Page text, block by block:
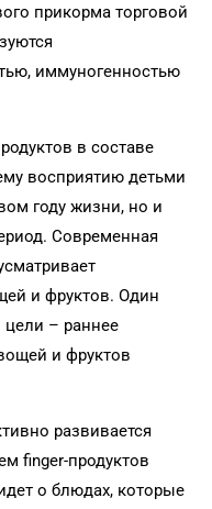
прикорма торговой
иммуногенностью
в составе
восприятию детьми
году жизни, но и
Современная
и фруктов. Один
цели – раннее
и фруктов
развивается
finger-продуктов
о блюдах, которые